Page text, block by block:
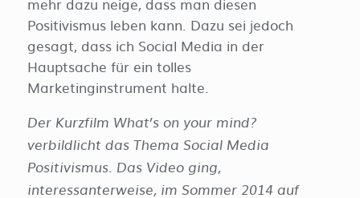
Positivismus leben kann. Dazu sei jedoch
gesagt, dass ich Social Media in der
Hauptsache für ein tolles
Marketinginstrument halte.
Der Kurzfilm What’s on your mind?
verbildlicht das Thema Social Media
Positivismus. Das Video ging,
interessanterweise, im Sommer 2014 auf